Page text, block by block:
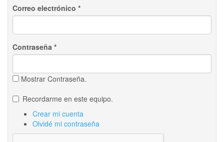
Correo electrónico *
Contraseña *
Mostrar Contraseña.
Recordarme en este equipo.
Crear mi cuenta
Olvidé mi contraseña